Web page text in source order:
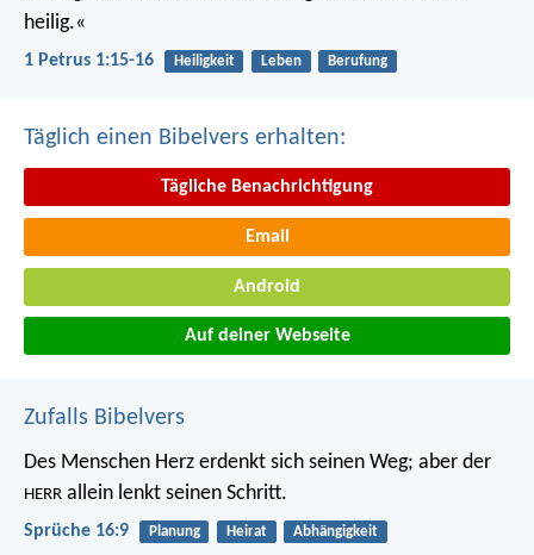
heilig.«
1 Petrus 1:15-16 Heiligkeit Leben Berufung
Täglich einen Bibelvers erhalten:
Tägliche Benachrichtigung
Email
Android
Auf deiner Webseite
Zufalls Bibelvers
Des Menschen Herz erdenkt sich seinen Weg; aber der
HERR allein lenkt seinen Schritt.
Sprüche 16:9 Planung Heirat Abhängigkeit